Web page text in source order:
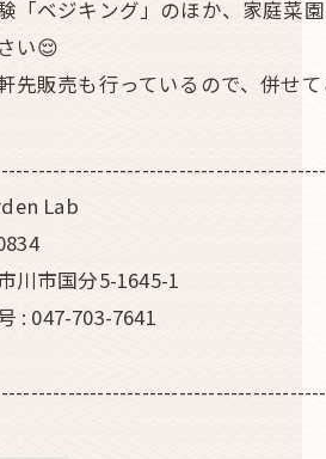
「ベジキング」のほか、家庭菜
い😌
先販売も行っているので、併せて
Lab
川市国分5-1645-1
: 047-703-7641